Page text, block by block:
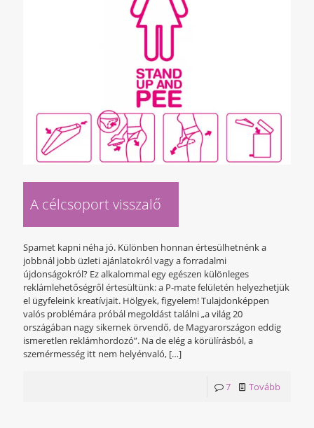
A célcsoport visszalő
Spamet kapni néha jó. Különben honnan értesülhetnénk a
jobbnál jobb üzleti ajánlatokról vagy a forradalmi
újdonságokról? Ez alkalommal egy egészen különleges
reklámlehetőségről értesültünk: a P-mate felületén helyezhetjük
el ügyfeleink kreatívjait. Hölgyek, figyelem! Tulajdonképpen
valós problémára próbál megoldást találni „a világ 20
országában nagy sikernek örvendő, de Magyarországon eddig
ismeretlen reklámhordozó”. Na de elég a körülírásból, a
szemérmesség itt nem helyénvaló, […]
7 Tovább